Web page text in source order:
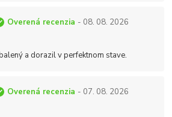
Overená recenzia - 08. 08. 2026
a dorazil v perfektnom stave.
Overená recenzia - 07. 08. 2026